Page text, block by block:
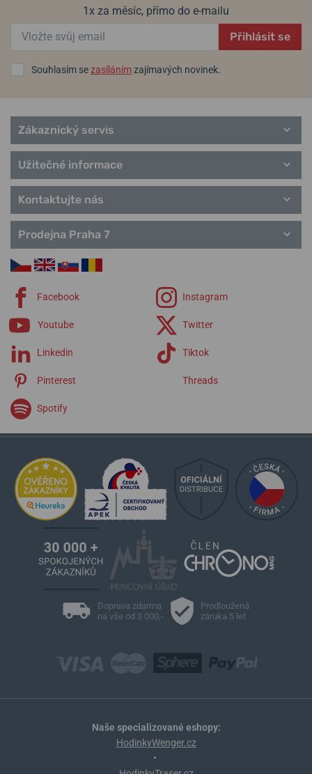
1x za měsíc, přímo do e-mailu
Přihlásit se
Souhlasím sezasílánímzajímavých novinek.
Zákaznický servis
Užitečné informace
Kontaktujte nás
Prodejna Praha 7
Facebook Instagram
Youtube Twitter
Linkedin Tiktok
Pinterest Threads
Spotify
Doprava zdarma
na vše od 3 000,-
Prodloužená
záruka 5 let
Naše specializované eshopy:
HodinkyWenger.cz
•